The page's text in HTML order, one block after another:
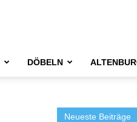
DÖBELN
Neueste Beiträge